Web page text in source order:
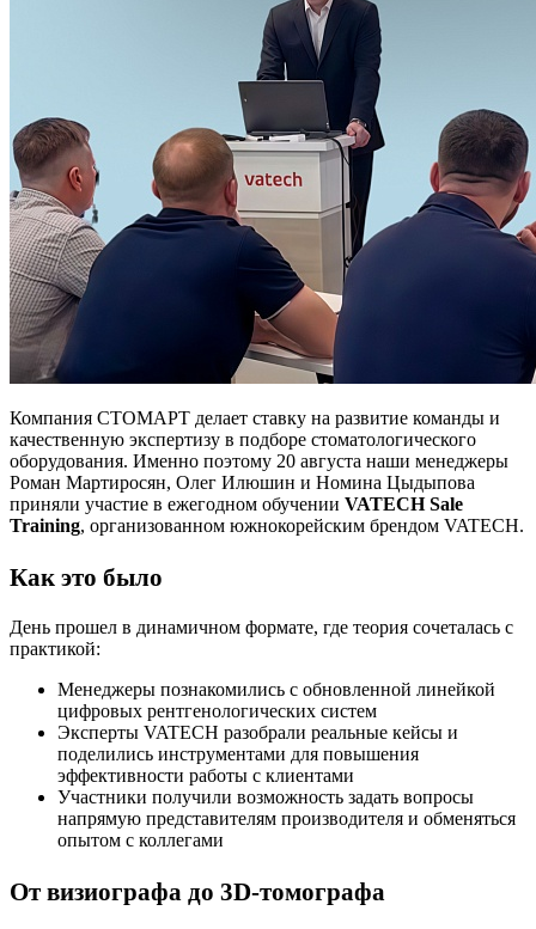
Компания СТОМАРТ делает ставку на развитие команды и
качественную экспертизу в подборе стоматологического
оборудования. Именно поэтому 20 августа наши менеджеры
Роман Мартиросян, Олег Илюшин и Номина Цыдыпова
приняли участие в ежегодном обучении VATECH Sale
Training, организованном южнокорейским брендом VATECH.
Как это было
День прошел в динамичном формате, где теория сочеталась с
практикой:
Менеджеры познакомились с обновленной линейкой
цифровых рентгенологических систем
Эксперты VATECH разобрали реальные кейсы и
поделились инструментами для повышения
эффективности работы с клиентами
Участники получили возможность задать вопросы
напрямую представителям производителя и обменяться
опытом с коллегами
От визиографа до 3D-томографа